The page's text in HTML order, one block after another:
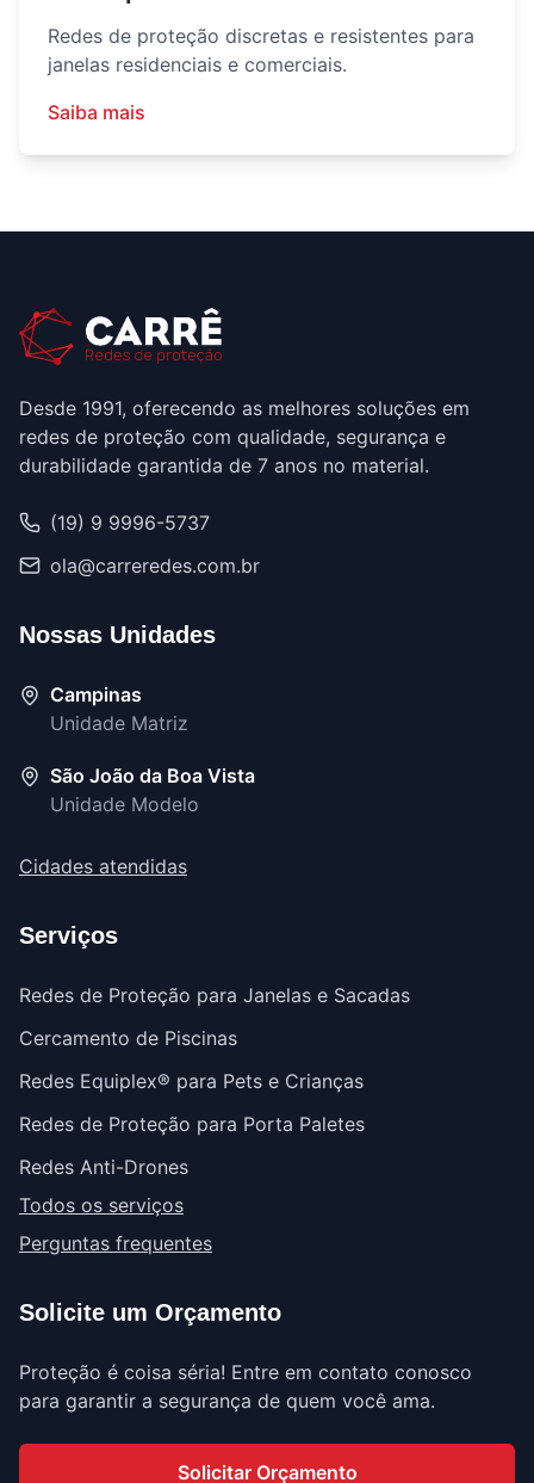
Redes de proteção discretas e resistentes para
janelas residenciais e comerciais.
Saiba mais
Desde 1991, oferecendo as melhores soluções em
redes de proteção com qualidade, segurança e
durabilidade garantida de 7 anos no material.
(19) 9 9996-5737
ola@carreredes.com.br
Nossas Unidades
Campinas
Unidade Matriz
São João da Boa Vista
Unidade Modelo
Cidades atendidas
Serviços
Redes de Proteção para Janelas e Sacadas
Cercamento de Piscinas
Redes Equiplex® para Pets e Crianças
Redes de Proteção para Porta Paletes
Redes Anti-Drones
Todos os serviços
Perguntas frequentes
Solicite um Orçamento
Proteção é coisa séria! Entre em contato conosco
para garantir a segurança de quem você ama.
Solicitar Orçamento